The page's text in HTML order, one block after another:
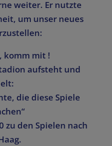
weiter. Er nutzte
um unser neues
komm mit !
aufsteht und
die diese Spiele
zu den Spielen nach